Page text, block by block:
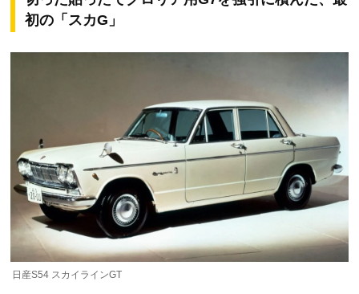
初の「スカG」
日産S54 スカイラインGT